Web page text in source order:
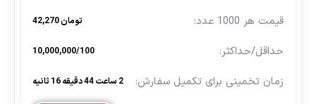
تومان 42,270
10,000,000/100
2 ساعت 44 دقیقه 16 ثانیه